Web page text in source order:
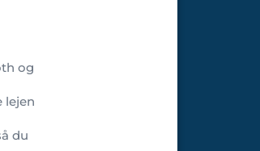
og
lejen
du